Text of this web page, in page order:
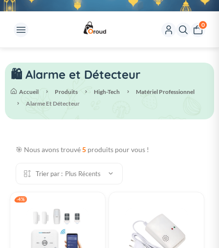
0
🛍️ Alarme et Détecteur
Accueil Produits High-Tech
Matériel Professionnel
Alarme Et Détecteur
🎯 Nous avons trouvé5 produits pour vous !
Trier par : Plus Récents
-4%